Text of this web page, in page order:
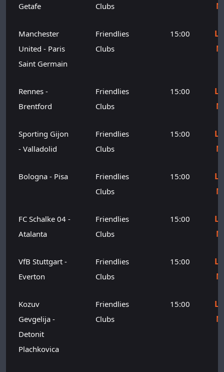
Getafe
Clubs
Manchester
United - Paris
Saint Germain
Friendlies
Clubs
15:00
Rennes -
Brentford
Friendlies
Clubs
15:00
Sporting Gijon
- Valladolid
Friendlies
Clubs
15:00
Bologna - Pisa
Friendlies
Clubs
15:00
FC Schalke 04 -
Atalanta
Friendlies
Clubs
15:00
VfB Stuttgart -
Everton
Friendlies
Clubs
15:00
Kozuv
Gevgelija -
Detonit
Plachkovica
Friendlies
Clubs
15:00